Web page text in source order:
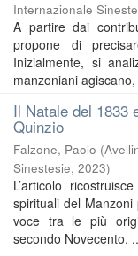
Internazionale
A partire dai
propone di
Inizialmente, si
manzoniani
Il Natale del 1833
Quinzio
Falzone, Paolo (
Sinestesie, 2023)
L’articolo
spirituali del
voce tra le più
secondo Novecento.